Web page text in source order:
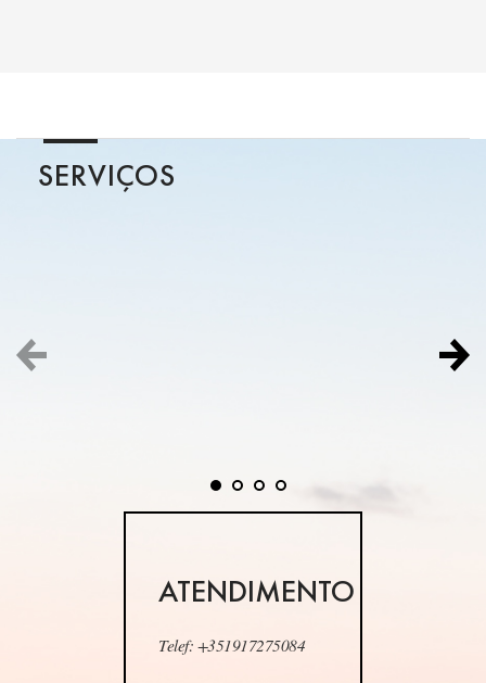
SERVIÇOS
ATENDIMENTO
Telef: +351917275084